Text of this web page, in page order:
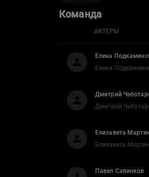
Команда
АКТЕРЫ
Елена
Елена
Дмитрий
Дмитрий
Елизавета
Елизавета
Павел Савинков